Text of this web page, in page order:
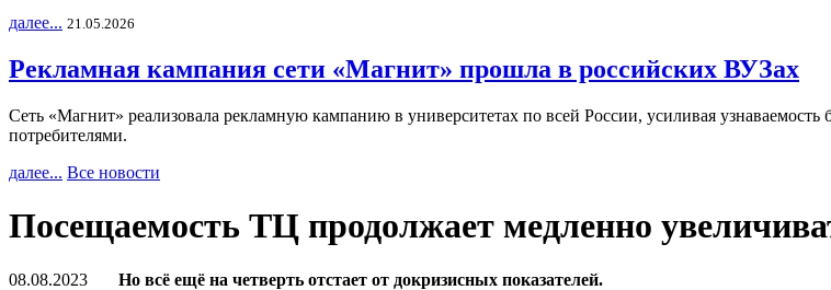
далее... 21.05.2026
Рекламная кампания сети «Магнит» прошла в российских ВУЗах
Сеть «Магнит» реализовала рекламную кампанию в университетах по всей России, усиливая
потребителями.
далее... Все новости
Посещаемость ТЦ продолжает медленно
08.08.2023 Но всё ещё на четверть отстает от докризисных показателей.